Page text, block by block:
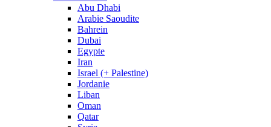
Abu Dhabi
Arabie Saoudite
Bahrein
Dubai
Egypte
Iran
Israel (+ Palestine)
Jordanie
Liban
Oman
Qatar